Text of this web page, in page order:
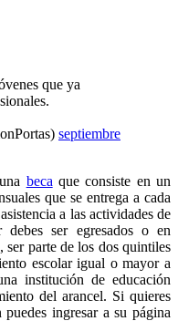
que ya
septiembre
beca que consiste en un
que se entrega a cada
a las actividades de
debes ser egresados o en
ser parte de los dos quintiles
escolar igual o mayor a
institución de educación
del arancel. Si quieres
ingresar a su página